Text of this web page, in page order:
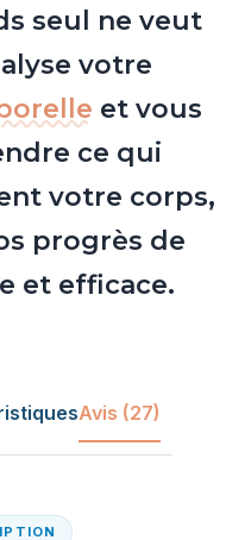
seul ne veut
votre
et vous
ce qui
votre corps,
progrès de
et efficace.
Avis (27)